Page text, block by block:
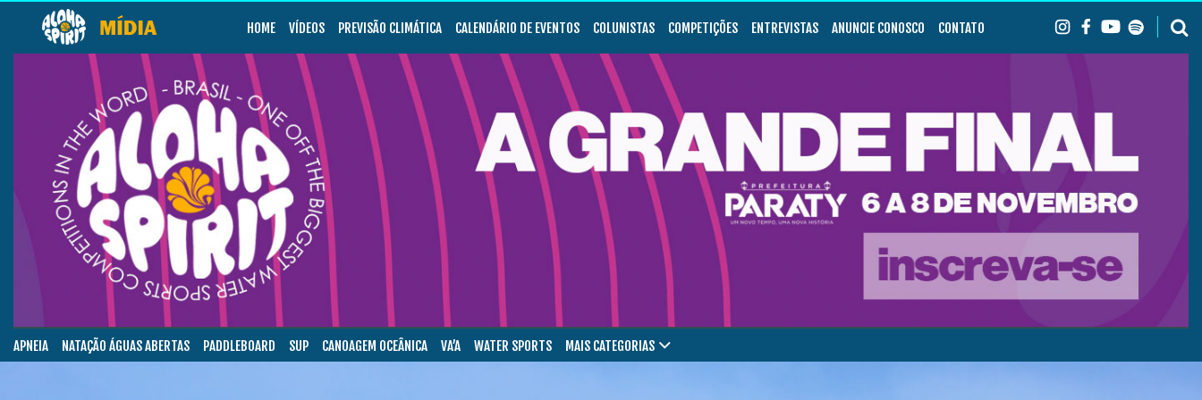
HOME VÍDEOS PREVISÃO CLIMÁTICA CALENDÁRIO DE EVENTOS COLUNISTAS COMPETIÇÕES ENTREVISTAS ANUNCIE CONOSCO CONTATO
APNEIA NATAÇÃO ÁGUAS ABERTAS PADDLEBOARD SUP CANOAGEM OCEÂNICA VA’A WATER SPORTS MAIS CATEGORIAS